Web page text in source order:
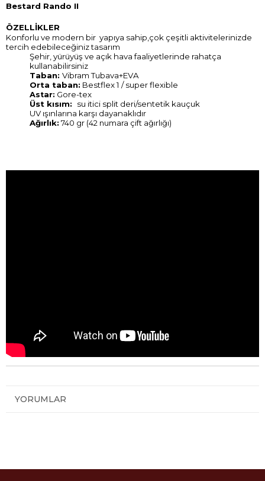
Bestard Rando II
ÖZELLİKLER
Konforlu ve modern bir yapıya sahip,çok çeşitli aktivitelerinizde
tercih edebileceğiniz tasarım
Şehir, yürüyüş ve açık hava faaliyetlerinde rahatça
kullanabilirsiniz
Taban: Vibram Tubava+EVA
Orta taban: Bestflex 1 / super flexible
Astar: Gore-tex
Üst kısım: su itici split deri/sentetik kauçuk
UV ışınlarına karşı dayanaklıdır
Ağırlık: 740 gr (42 numara çift ağırlığı)
YORUMLAR